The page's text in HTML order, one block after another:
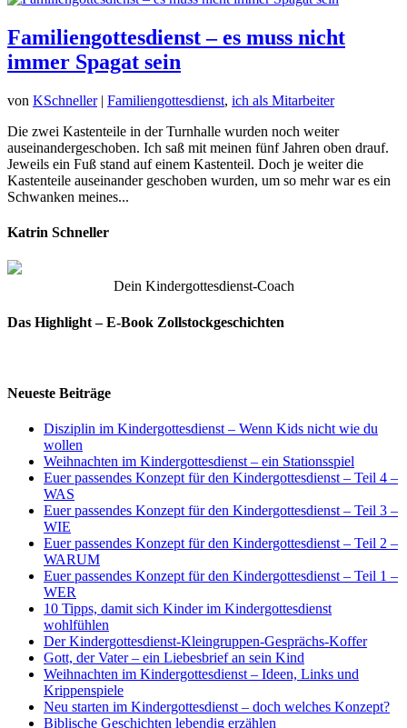
Familiengottesdienst – es muss nicht
immer Spagat sein
von KSchneller| Familiengottesdienst, ich als Mitarbeiter
Die zwei Kastenteile in der Turnhalle wurden noch weiter
auseinandergeschoben. Ich saß mit meinen fünf Jahren oben drauf.
Jeweils ein Fuß stand auf einem Kastenteil. Doch je weiter die
Kastenteile auseinander geschoben wurden, um so mehr war es ein
Schwanken meines...
Katrin Schneller
Dein Kindergottesdienst-Coach
Das Highlight – E-Book Zollstockgeschichten
Neueste Beiträge
Disziplin im Kindergottesdienst – Wenn Kids nicht wie du
wollen
Weihnachten im Kindergottesdienst – ein Stationsspiel
Euer passendes Konzept für den Kindergottesdienst – Teil 4 –
WAS
Euer passendes Konzept für den Kindergottesdienst – Teil 3 –
WIE
Euer passendes Konzept für den Kindergottesdienst – Teil 2 –
WARUM
Euer passendes Konzept für den Kindergottesdienst – Teil 1 –
WER
10 Tipps, damit sich Kinder im Kindergottesdienst
wohlfühlen
Der Kindergottesdienst-Kleingruppen-Gesprächs-Koffer
Gott, der Vater – ein Liebesbrief an sein Kind
Weihnachten im Kindergottesdienst – Ideen, Links und
Krippenspiele
Neu starten im Kindergottesdienst – doch welches Konzept?
Biblische Geschichten lebendig erzählen